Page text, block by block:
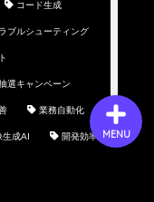
コード生成
ブルシューティング
選キャンペーン
業務自動化
生成AI 開発効率化MENU
い合わせ